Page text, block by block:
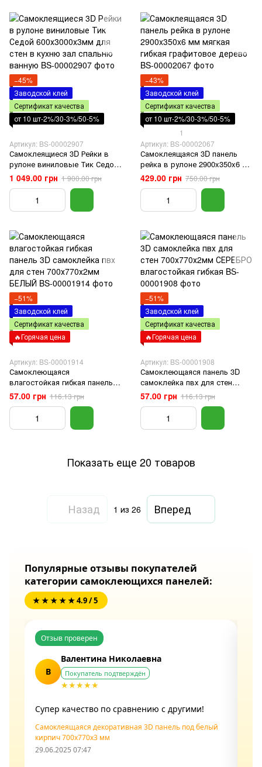
−45%
Заводской клей
Сертификат качества
от 10 шт-2%/30-3%/50-5%
Артикул: BS-00002907
Самоклеящиеся 3D Рейки в
рулоне виниловые Тик Седой
600х3000х3мм для стен в
кухню зал спальню ванную
1 049.00 грн 1 900.00 грн
−43%
Заводской клей
Сертификат качества
от 10 шт-2%/30-3%/50-5%
1
Артикул: BS-00002067
Самоклеящаяся 3D панель
рейка в рулоне 2900x350x6 мм
мягкая гибкая графитовое
дерево
429.00 грн 750.00 грн
−51%
Заводской клей
Сертификат качества
🔥Горячая цена
Артикул: BS-00001914
Самоклеющаяся
влагостойкая гибкая панель
3D самоклейка пвх для стен
700х770х2мм БЕЛЫЙ
57.00 грн 116.13 грн
−51%
Заводской клей
Сертификат качества
🔥Горячая цена
Артикул: BS-00001908
Самоклеющаяся панель 3D
самоклейка пвх для стен
700х770х2мм СЕРЕБРО
влагостойкая гибкая
57.00 грн 116.13 грн
Показать еще 20 товаров
Назад 1 из 26 Вперед
Популярные отзывы покупателей
категории самоклеющихся панелей:
★ ★ ★ ★ ★ 4.9 / 5
Отзыв проверен
В
Валентина Николаевна
Покупатель подтверждён
★★★★★
Супер качество по сравнению с другими!
Самоклеящаяся декоративная 3D панель под белый
кирпич 700x770x3 мм
29.06.2025 07:47